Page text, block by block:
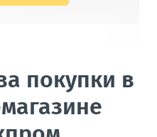
покупки в